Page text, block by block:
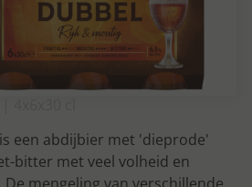
een abdijbier met 'dieprode'
bitter met veel volheid en